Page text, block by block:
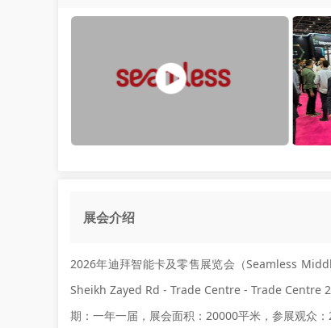
展会介绍
2026年迪拜智能卡及零售展览会（Seamless
Sheikh Zayed Rd - Trade Centre - Trade Centre
期：一年一届，展会面积：20000平米，参展观众